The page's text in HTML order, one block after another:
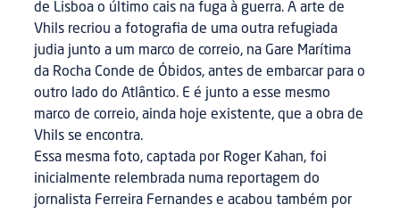
de Lisboa o último cais na fuga à guerra. A arte de
Vhils recriou a fotografia de uma outra refugiada
judia junto a um marco de correio, na Gare Marítima
da Rocha Conde de Óbidos, antes de embarcar para o
outro lado do Atlântico. E é junto a esse mesmo
marco de correio, ainda hoje existente, que a obra de
Vhils se encontra.
Essa mesma foto, captada por Roger Kahan, foi
inicialmente relembrada numa reportagem do
jornalista Ferreira Fernandes e acabou também por